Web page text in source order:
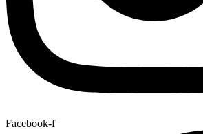
Facebook-f